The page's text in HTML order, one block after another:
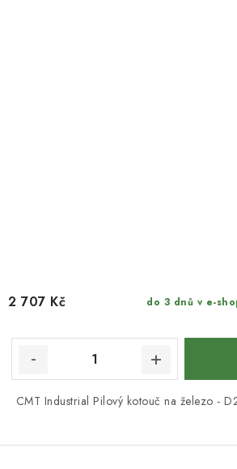
do 3 dnů v e-
2 707 Kč
CMT Industrial Pilový kotouč na železo -